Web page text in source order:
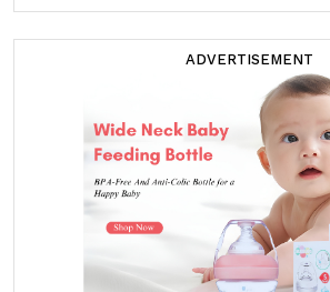
ADVERTISEMENT